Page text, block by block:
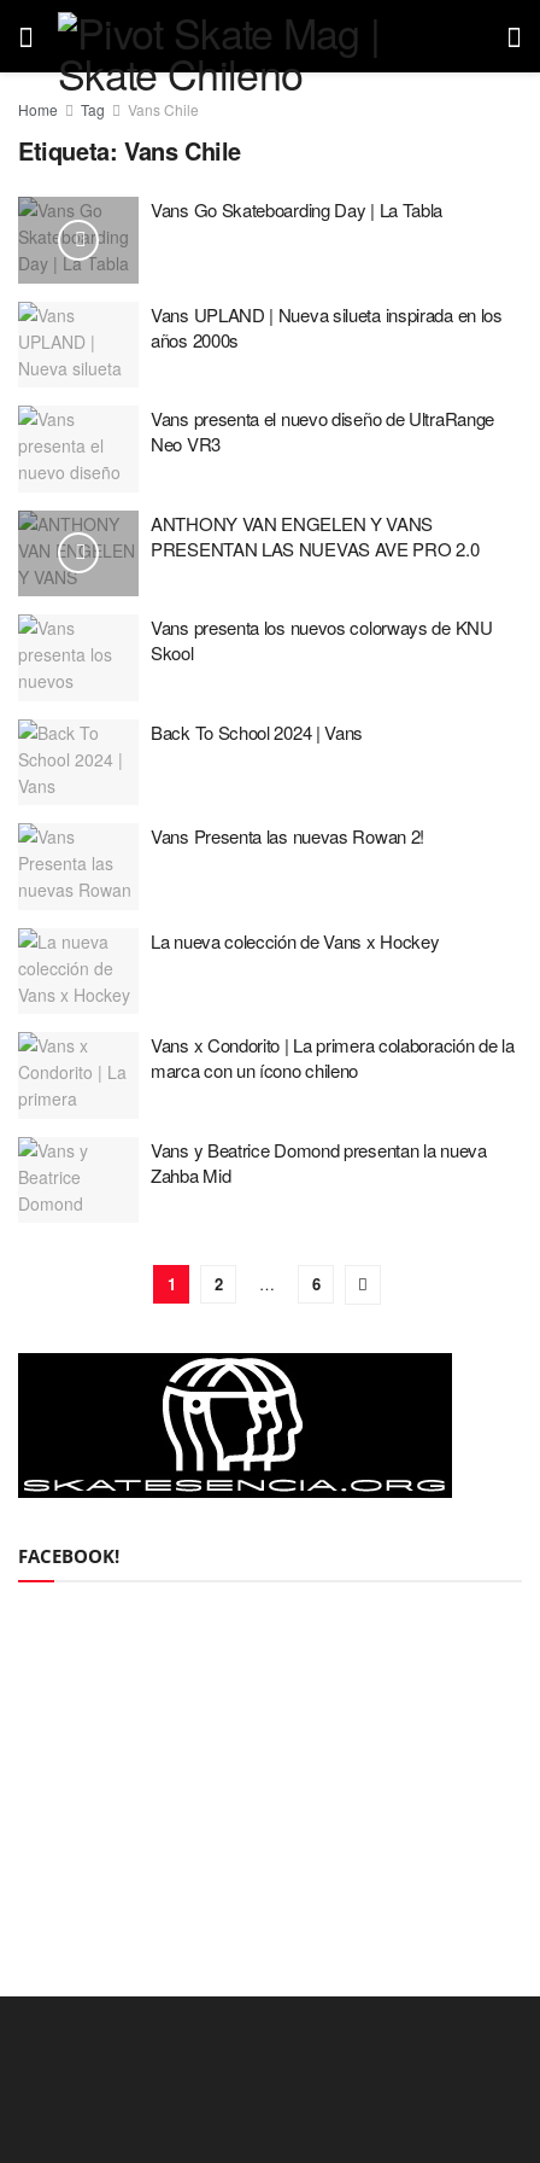
Home Tag Vans Chile
Etiqueta: Vans Chile
Vans Go Skateboarding Day | La Tabla
Vans UPLAND | Nueva silueta inspirada en los
años 2000s
Vans presenta el nuevo diseño de UltraRange
Neo VR3
ANTHONY VAN ENGELEN Y VANS
PRESENTAN LAS NUEVAS AVE PRO 2.0
Vans presenta los nuevos colorways de KNU
Skool
Back To School 2024 | Vans
Vans Presenta las nuevas Rowan 2!
La nueva colección de Vans x Hockey
Vans x Condorito | La primera colaboración de la
marca con un ícono chileno
Vans y Beatrice Domond presentan la nueva
Zahba Mid
1 2 … 6
FACEBOOK!